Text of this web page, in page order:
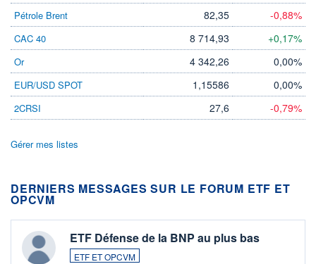
Pétrole Brent
82,35 -0,88%
CAC 40 8 714,93 +0,17%
Or 4 342,26 0,00%
EUR/USD SPOT 1,15586 0,00%
2CRSI 27,6 -0,79%
Gérer mes listes
DERNIERS MESSAGES SUR LE FORUM ETF ET
OPCVM
ETF Défense de la BNP au plus bas
ETF ET OPCVM